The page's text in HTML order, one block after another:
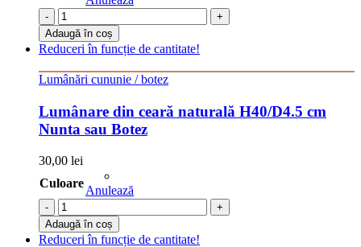
-
+
Adaugă în coș
Reduceri în funcție de cantitate!
Lumânări cununie / botez
Lumânare din ceară naturală H40/D4.5 cm
Nunta sau Botez
30,00 lei
Culoare
Anulează
-
+
Adaugă în coș
Reduceri în funcție de cantitate!